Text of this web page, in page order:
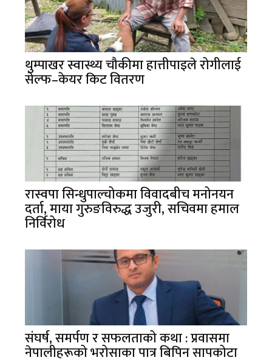
थुम्पाखर स्वास्थ्य चौकीमा हात्तीपाइले रोगीलाई
सेल्फ–केयर किट वितरण
रास्वपा सिन्धुपाल्चोकमा विवादबीच मनोनयन
दर्ता, माया गुरुङविरुद्ध उजुरी, सचिवमा हमाल
निर्विरोध
संघर्ष, समर्पण र सफलताको कथा : प्रवासमा
नेपालीहरूको भरोसाका पात्र बिपिन सापकोटा